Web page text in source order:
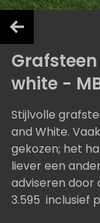
white -
Stijlvolle
and White.
gekozen; het
liever een
adviseren door
3.595 inclusief